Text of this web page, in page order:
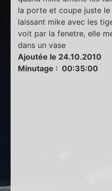
la porte et coupe juste
laissant mike avec les
voit par la fenetre, elle
dans un vase
Ajoutée le 24.10.2010
Minutage : 00:35:00